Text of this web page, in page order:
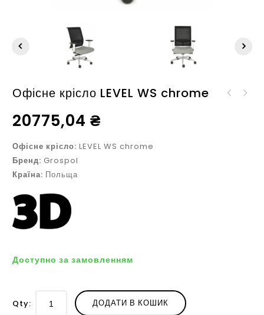
Офісне крісло LEVEL WS chrome
20775,04 ₴
Офісне крісло: LEVEL WS chrome
Бренд: Grospol
Країна: Польща
Доступно за замовленням
Qty: ДОДАТИ В КОШИК